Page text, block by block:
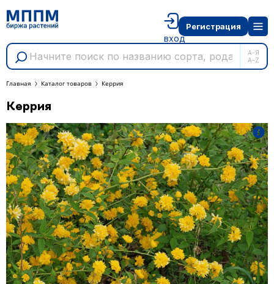
А-Я
A-Z
вход
Регистрация
Главная Каталог товаров Керрия
Керрия